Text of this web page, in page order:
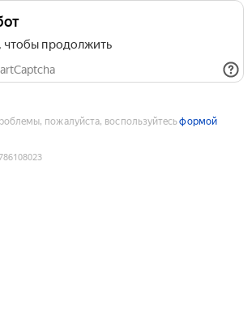
продолжить
пожалуйста, воспользуйтесьформой